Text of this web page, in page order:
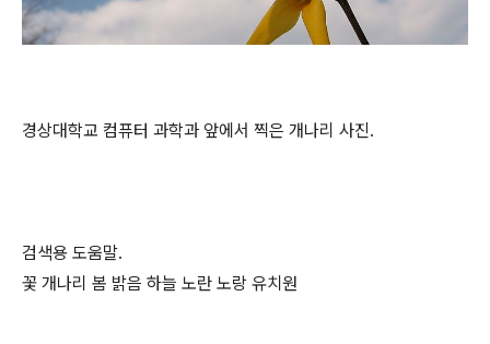
경상대학교 컴퓨터 과학과 앞에서 찍은 개나리 사진.
검색용 도움말.
꽃 개나리 봄 밝음 하늘 노란 노랑 유치원